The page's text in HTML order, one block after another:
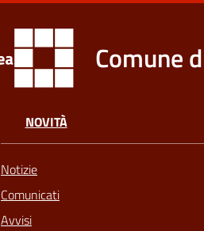
Comune
NOVITÀ
Notizie
Comunicati
Avvisi